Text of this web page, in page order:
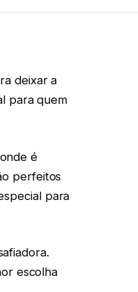
deixar a
para quem
é
perfeitos
para
escolha